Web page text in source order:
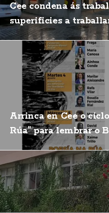
Cee condena ás
superificies a
Arrinca en Cee o
Rúa" para lembrar o